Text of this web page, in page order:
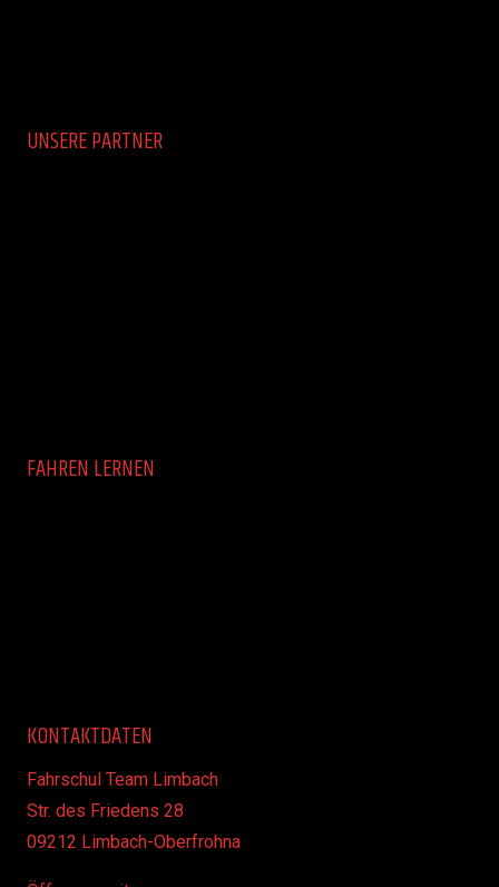
UNSERE PARTNER
FAHREN LERNEN
KONTAKTDATEN
Fahrschul Team Limbach
Str. des Friedens 28
09212 Limbach-Oberfrohna